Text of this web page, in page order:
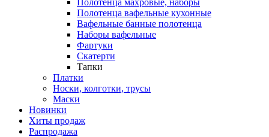
Полотенца махровые, наборы
Полотенца вафельные кухонные
Вафельные банные полотенца
Наборы вафельные
Фартуки
Скатерти
Тапки
Платки
Носки, колготки, трусы
Маски
Новинки
Хиты продаж
Распродажа